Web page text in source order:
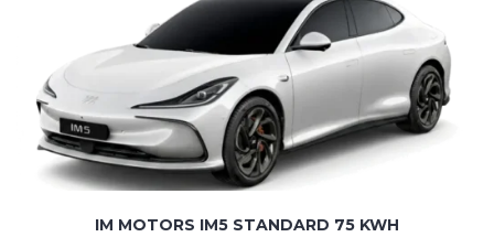
IM MOTORS IM5 STANDARD 75 KWH